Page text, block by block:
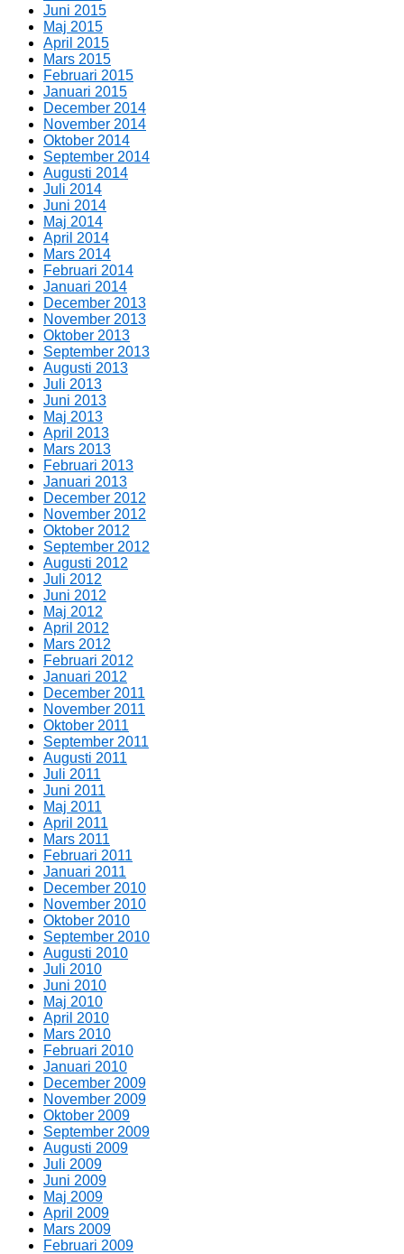
Juni 2015
Maj 2015
April 2015
Mars 2015
Februari 2015
Januari 2015
December 2014
November 2014
Oktober 2014
September 2014
Augusti 2014
Juli 2014
Juni 2014
Maj 2014
April 2014
Mars 2014
Februari 2014
Januari 2014
December 2013
November 2013
Oktober 2013
September 2013
Augusti 2013
Juli 2013
Juni 2013
Maj 2013
April 2013
Mars 2013
Februari 2013
Januari 2013
December 2012
November 2012
Oktober 2012
September 2012
Augusti 2012
Juli 2012
Juni 2012
Maj 2012
April 2012
Mars 2012
Februari 2012
Januari 2012
December 2011
November 2011
Oktober 2011
September 2011
Augusti 2011
Juli 2011
Juni 2011
Maj 2011
April 2011
Mars 2011
Februari 2011
Januari 2011
December 2010
November 2010
Oktober 2010
September 2010
Augusti 2010
Juli 2010
Juni 2010
Maj 2010
April 2010
Mars 2010
Februari 2010
Januari 2010
December 2009
November 2009
Oktober 2009
September 2009
Augusti 2009
Juli 2009
Juni 2009
Maj 2009
April 2009
Mars 2009
Februari 2009